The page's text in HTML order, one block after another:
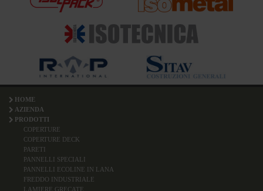
HOME
AZIENDA
PRODOTTI
COPERTURE
COPERTURE DECK
PARETI
PANNELLI SPECIALI
PANNELLI ECOLINE IN LANA
FREDDO INDUSTRIALE
LAMIERE GRECATE